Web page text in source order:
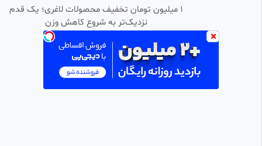
177 بازدید •
0:03:25
آهنگ عاشقانه «حمید رخشنده» به
نام «نجاتم بده» | به دادم برس که
داغونه قلبم 💔☝🏻
آتی گرام
27.07k بازدید 11 ماه پیش
۱ میلیون تومان تخفیف محصولات لاغری؛ یک قدم
نزدیک‌تر به شروع کاهش وزن